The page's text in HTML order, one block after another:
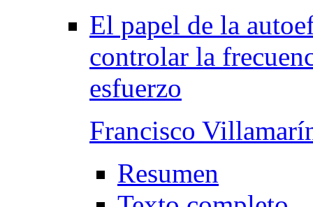
El papel de la
controlar la
esfuerzo
Francisco
Resumen